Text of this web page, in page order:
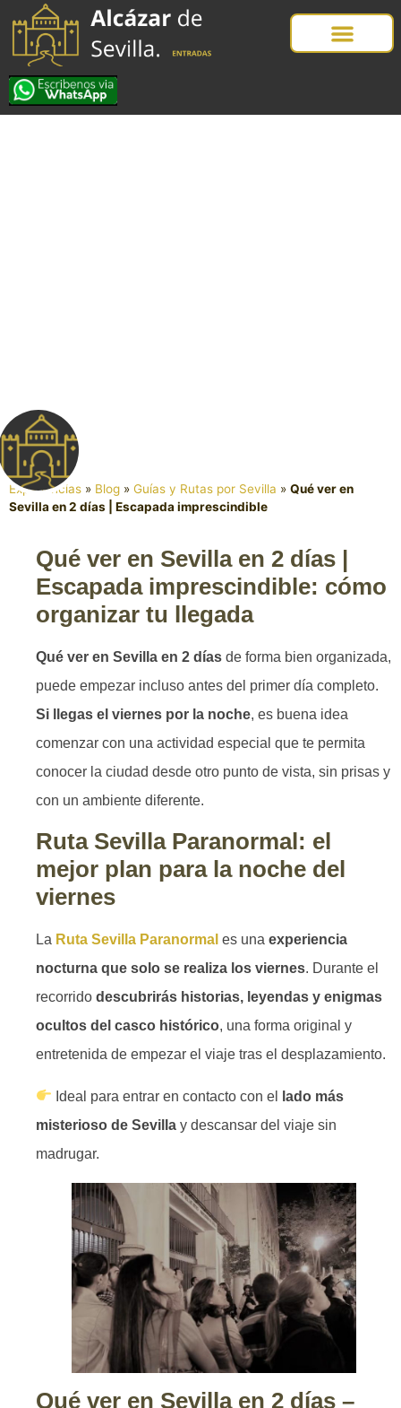
Experiencias » Blog » Guías y Rutas por Sevilla » Qué ver en
Sevilla en 2 días | Escapada imprescindible
Qué ver en Sevilla en 2 días |
Escapada imprescindible: cómo
organizar tu llegada
Qué ver en Sevilla en 2 días de forma bien organizada,
puede empezar incluso antes del primer día completo.
Si llegas el viernes por la noche, es buena idea
comenzar con una actividad especial que te permita
conocer la ciudad desde otro punto de vista, sin prisas y
con un ambiente diferente.
Ruta Sevilla Paranormal: el
mejor plan para la noche del
viernes
La Ruta Sevilla Paranormal es una experiencia
nocturna que solo se realiza los viernes. Durante el
recorrido descubrirás historias, leyendas y enigmas
ocultos del casco histórico, una forma original y
entretenida de empezar el viaje tras el desplazamiento.
Ideal para entrar en contacto con el
lado más
misterioso de Sevilla y descansar del viaje sin
madrugar.
Qué ver en Sevilla en 2 días –